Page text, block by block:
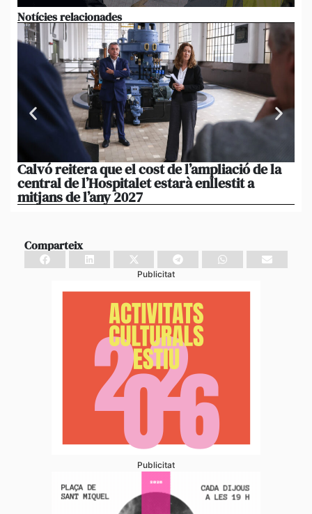
Notícies relacionades
Calvó reitera que el cost de l’ampliació de la
central de l’Hospitalet estarà enllestit a
mitjans de l’any 2027
Comparteix
Publicitat
Publicitat